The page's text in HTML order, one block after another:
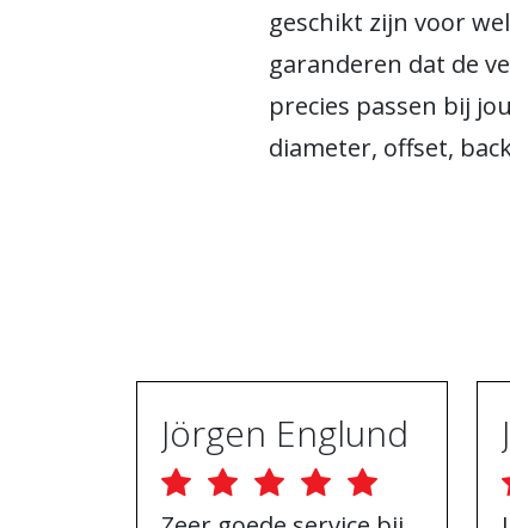
geschikt zijn voor
garanderen dat de
precies passen bij
diameter, offset,
Jörgen Englund